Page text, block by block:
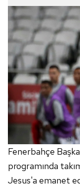
Fenerbahçe
programında
Jesus'a emanet